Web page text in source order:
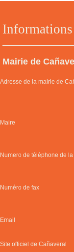
Informations
Mairie de
Adresse de la mairie de
Maire
Numero de téléphone de
Numéro de fax
Email
Site officiel de Cañaveral